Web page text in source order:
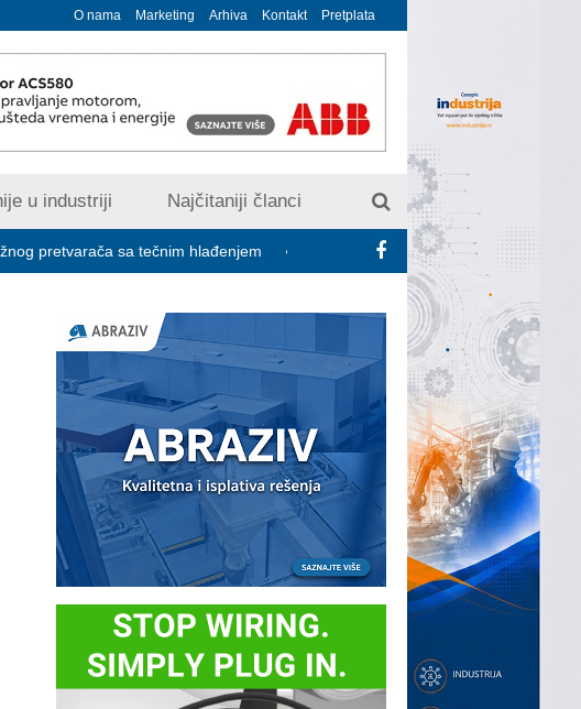
O nama Marketing Arhiva Kontakt Pretplata
u industriji Najčitaniji članci
sa tečnim hlađenjem Minimalac 2027: Sindikati traže veće povećanje